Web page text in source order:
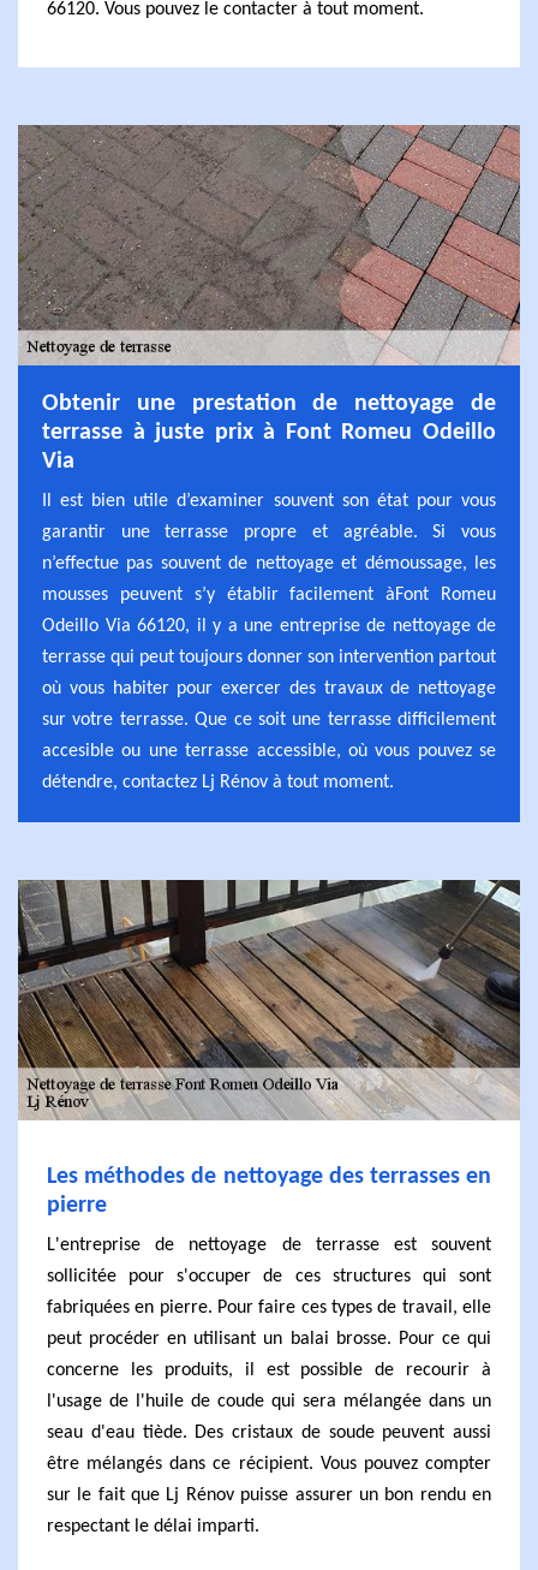
66120. Vous pouvez le contacter à tout moment.
Obtenir une prestation de nettoyage de
terrasse à juste prix à Font Romeu Odeillo
Via
Il est bien utile d’examiner souvent son état pour vous
garantir une terrasse propre et agréable. Si vous
n’effectue pas souvent de nettoyage et démoussage, les
mousses peuvent s’y établir facilement àFont Romeu
Odeillo Via 66120, il y a une entreprise de nettoyage de
terrasse qui peut toujours donner son intervention partout
où vous habiter pour exercer des travaux de nettoyage
sur votre terrasse. Que ce soit une terrasse difficilement
accesible ou une terrasse accessible, où vous pouvez se
détendre, contactez Lj Rénov à tout moment.
Les méthodes de nettoyage des terrasses en
pierre
L'entreprise de nettoyage de terrasse est souvent
sollicitée pour s'occuper de ces structures qui sont
fabriquées en pierre. Pour faire ces types de travail, elle
peut procéder en utilisant un balai brosse. Pour ce qui
concerne les produits, il est possible de recourir à
l'usage de l'huile de coude qui sera mélangée dans un
seau d'eau tiède. Des cristaux de soude peuvent aussi
être mélangés dans ce récipient. Vous pouvez compter
sur le fait que Lj Rénov puisse assurer un bon rendu en
respectant le délai imparti.